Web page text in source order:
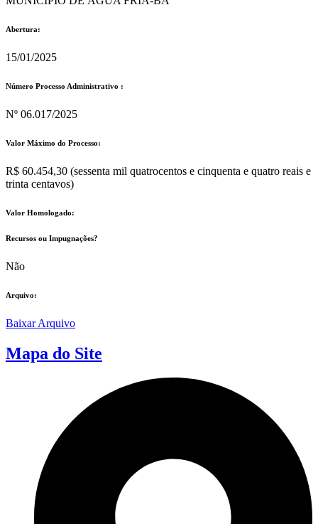
Abertura:
15/01/2025
Número Processo Administrativo :
Nº 06.017/2025
Valor Máximo do Processo: ​
R$ 60.454,30 (sessenta mil quatrocentos e cinquenta e quatro reais e
trinta centavos)
Valor Homologado: ​
Recursos ou Impugnações? ​
Não
Arquivo:
Baixar Arquivo
Mapa do Site